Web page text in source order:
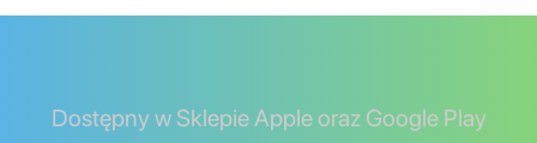
Dostępny w Sklepie Apple oraz Google Play